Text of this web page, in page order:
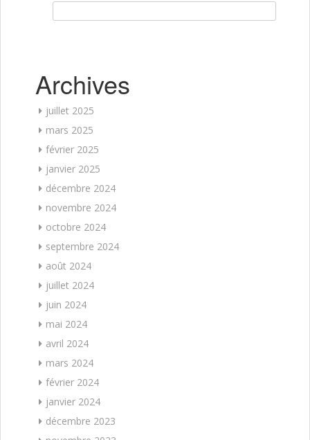
Archives
juillet 2025
mars 2025
février 2025
janvier 2025
décembre 2024
novembre 2024
octobre 2024
septembre 2024
août 2024
juillet 2024
juin 2024
mai 2024
avril 2024
mars 2024
février 2024
janvier 2024
décembre 2023